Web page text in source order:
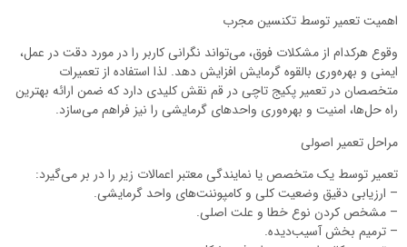
اهمیت تعمیر توسط تکنسین مجرب
وقوع هرکدام از مشکلات فوق، می‌تواند نگرانی کاربر را در مورد دقت در عمل،
ایمنی و بهره‌وری بالقوه گرمایش افزایش دهد. لذا استفاده از تعمیرات
متخصصان در تعمیر پکیج تاچی در قم نقش کلیدی دارد که ضمن ارائه بهترین
راه حل‌ها، امنیت و بهره‌وری واحدهای گرمایشی را نیز فراهم می‌سازد.
مراحل تعمیر اصولی
تعمیر توسط یک متخصص یا نمایندگی معتبر اعمالات زیر را در بر می‌گیرد:
– ارزیابی دقیق وضعیت کلی و کامپوننت‌های واحد گرمایشی.
– مشخص کردن نوع خطا و علت اصلی.
– ترمیم بخش آسیب‌دیده.